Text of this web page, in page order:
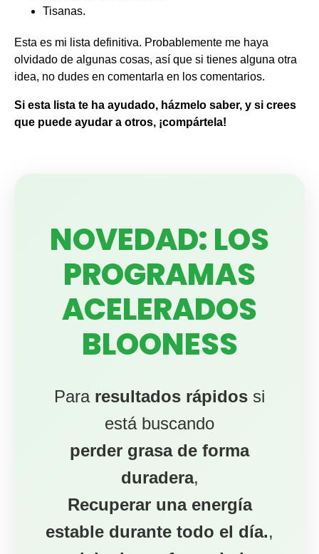
NOVEDAD: LOS
PROGRAMAS
ACELERADOS
BLOONESS
perder grasa de forma
duradera,
Recuperar una energía
estable durante todo el día.
alejar las enfermedades
Descubrir los
programas (67 €